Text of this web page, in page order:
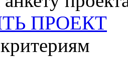
ПРОЕКТ